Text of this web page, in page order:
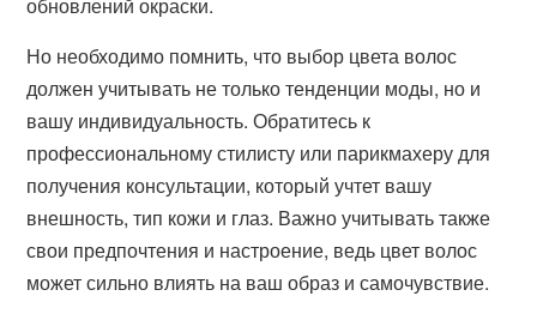
Но необходимо помнить, что выбор цвета волос
должен учитывать не только тенденции моды, но и
вашу индивидуальность. Обратитесь к
профессиональному стилисту или парикмахеру для
получения консультации, который учтет вашу
внешность, тип кожи и глаз. Важно учитывать также
свои предпочтения и настроение, ведь цвет волос
может сильно влиять на ваш образ и самочувствие.